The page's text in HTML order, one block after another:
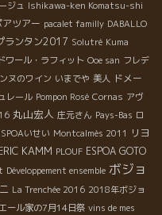
ジュ Ishikawa-ken Komatsu-shi
ツアー pacalet familly DABALLO
ランタン2017 Solutré Kuma
ワール・ラフィット Ooe san フレデ
ヌのワイン いまでや 美人 ドメー
レール Pompon Rosé Cornas アヴ
丸山宏人 庄元さん Pays-Bas ロ
いせい Montcalmès 2011 リヨ
KAMM PLOUF ESPOA GOTO
Développement ensemble ボジョ
La Trenchée 2016 2018年ボジョ
ール家の7月14日祭 vins de mes